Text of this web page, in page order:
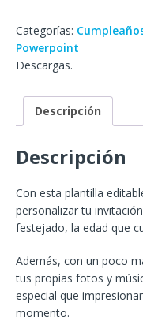
Categorías:
Powerpoint
Descargas.
Descripción
Descripción
Con esta plantilla
personalizar tu
festejado, la edad que
Además, con un poco
tus propias fotos y
especial que
momento.